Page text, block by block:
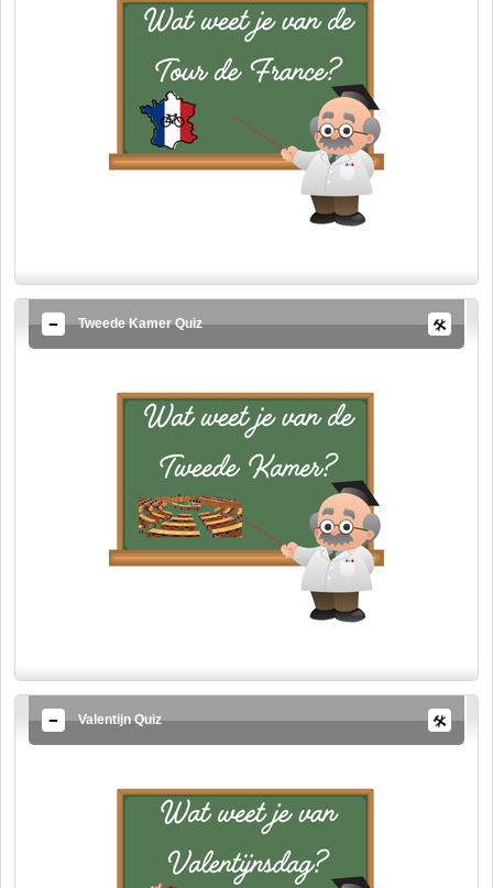
Tweede Kamer Quiz
Valentijn Quiz